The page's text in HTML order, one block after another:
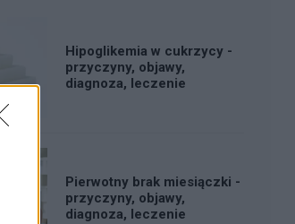
Hipoglikemia w cukrzycy -
przyczyny, objawy,
diagnoza, leczenie
Pierwotny brak miesiączki -
przyczyny, objawy,
diagnoza, leczenie